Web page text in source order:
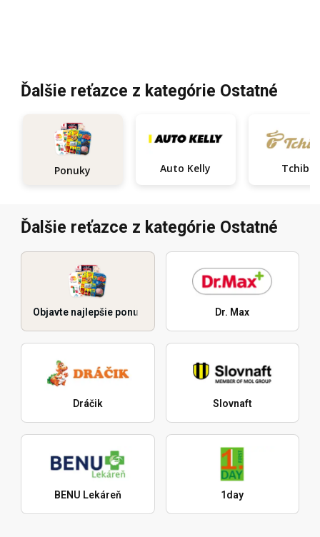
Ďalšie reťazce z kategórie Ostatné
Ponuky Auto Kelly Tchibo
Ďalšie reťazce z kategórie Ostatné
Objavte najlepšie ponuky Dr. Max
Dráčik Slovnaft
BENU Lekáreň 1day